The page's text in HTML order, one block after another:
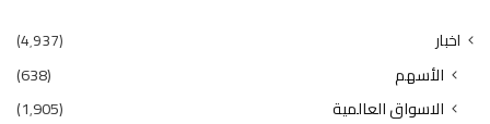
اخبار (4٬937)
الأسهم
(638)
الاسواق العالمية
(1٬905)